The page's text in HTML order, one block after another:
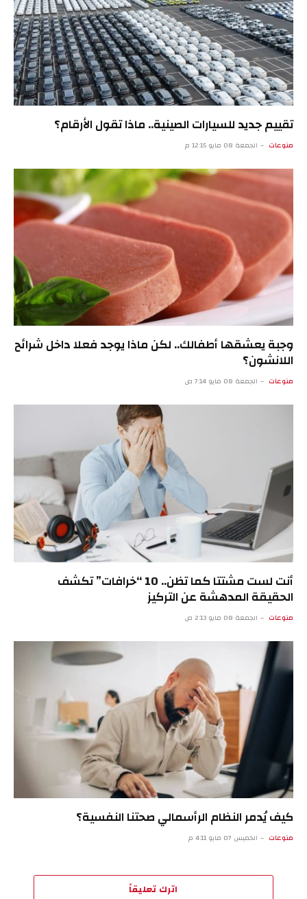
تقييم جديد للسيارات الصينية.. ماذا تقول الأرقام؟
منوعات الجمعة 08 مايو 12:15 م
وجبة يعشقها أطفالك.. لكن ماذا يوجد فعلا داخل شرائح
اللانشون؟
منوعات الجمعة 08 مايو 7:14 ص
أنت لست مشتتا كما تظن.. 10 “خرافات” تكشف
الحقيقة المدهشة عن التركيز
منوعات الجمعة 08 مايو 2:13 ص
كيف يُدمر النظام الرأسمالي صحتنا النفسية؟
منوعات الخميس 07 مايو 4:11 م
اترك تعليقاً